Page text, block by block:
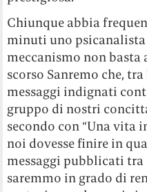
Chiunque abbia
minuti uno psicanalista
meccanismo non basta
scorso Sanremo che,
messaggi indignati
gruppo di nostri
secondo con “Una vita
noi dovesse finire in
messaggi pubblicati
saremmo in grado di